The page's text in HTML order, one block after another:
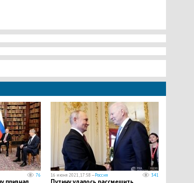
76 16 июня 2021, 17:58 —Россия 341